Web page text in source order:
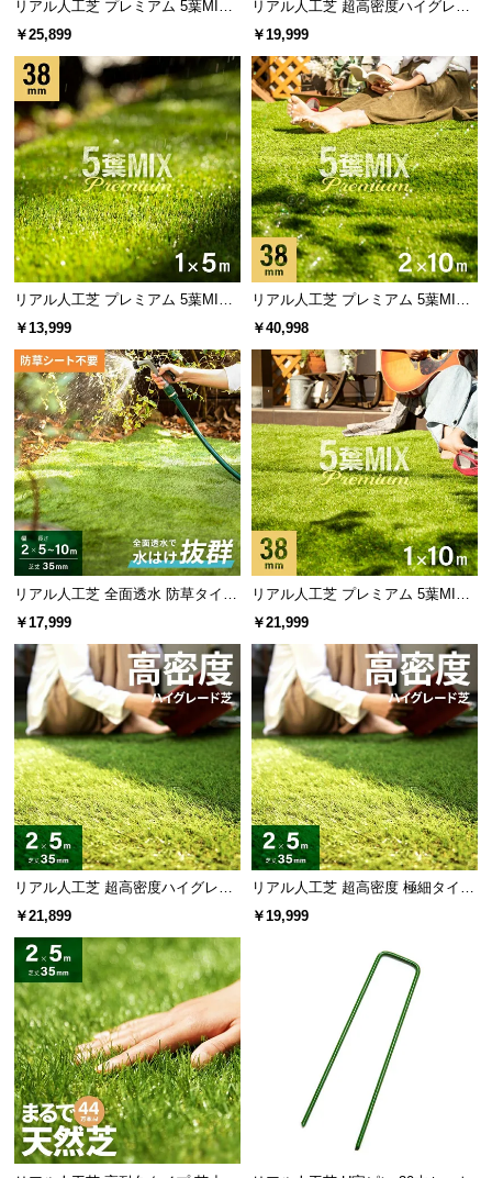
ブ
ロ
企
業
情
報
オータムカラー
20%
リアルを追求した 5種のミックス葉!
アースカラーが持つ自然の風合い
自然色に近い落ち着いたアースカラーは馴染みがよ
く、さらにリアリティーが増します。
グレードアップした自然で美しいつや
特殊な「つや消し加工」で葉の不自然な光の反射を
抑え、より自然で美しい質感を再現しました。
細い葉が作るきめ細かい芝目
リアル人工芝 プレミアム 5葉MI
X・質感をさらに追求 芝丈38mm 2
￥25,899
リアル人工芝 超高密度ハイグレー
ド 高耐久タイプ・質感を追求 芝丈
￥19,999
リアル人工芝 プレミアム 5葉MI
X・質感をさらに追求 芝丈38mm 1
￥13,999
リアル人工芝 プレミアム 5葉MI
X・質感をさらに追求 芝丈38mm 2
￥40,998
リアル人工芝 全面透水 防草タイプ
芝丈35mm 2×5~10m
￥17,999
リアル人工芝 プレミアム 5葉MI
X・質感をさらに追求 芝丈38mm 1
￥21,999
リアル人工芝 超高密度ハイグレー
ド 高耐久タイプ・質感追求 芝丈35
￥21,899
リアル人工芝 超高密度 極細タイプ
芝丈35mm 2×5m
￥19,999